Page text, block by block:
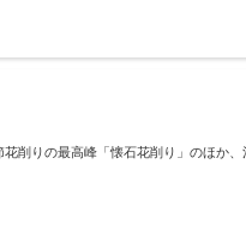
削りの最高峰「懐石花削り」のほ